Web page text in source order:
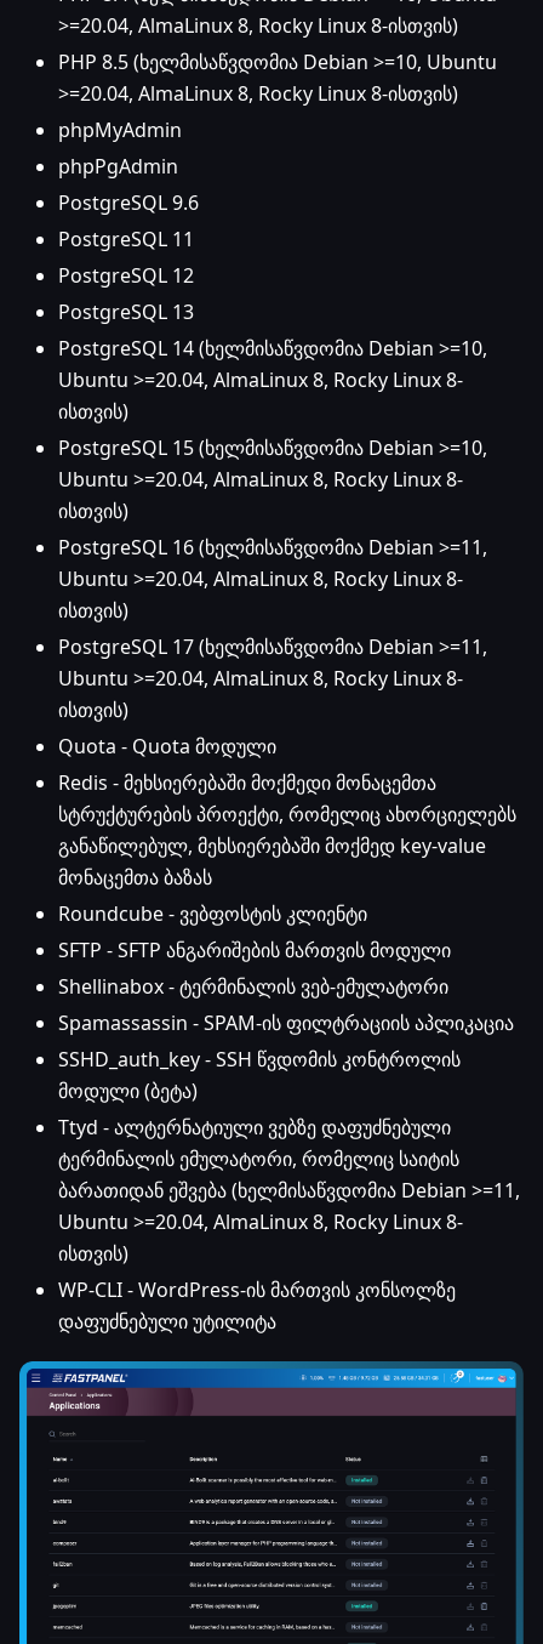
>=20.04, AlmaLinux 8, Rocky Linux 8-ისთვის)
PHP 8.5 (ხელმისაწვდომია Debian >=10, Ubuntu
>=20.04, AlmaLinux 8, Rocky Linux 8-ისთვის)
phpMyAdmin
phpPgAdmin
PostgreSQL 9.6
PostgreSQL 11
PostgreSQL 12
PostgreSQL 13
PostgreSQL 14 (ხელმისაწვდომია Debian >=10,
Ubuntu >=20.04, AlmaLinux 8, Rocky Linux 8-
ისთვის)
PostgreSQL 15 (ხელმისაწვდომია Debian >=10,
Ubuntu >=20.04, AlmaLinux 8, Rocky Linux 8-
ისთვის)
PostgreSQL 16 (ხელმისაწვდომია Debian >=11,
Ubuntu >=20.04, AlmaLinux 8, Rocky Linux 8-
ისთვის)
PostgreSQL 17 (ხელმისაწვდომია Debian >=11,
Ubuntu >=20.04, AlmaLinux 8, Rocky Linux 8-
ისთვის)
Quota - Quota მოდული
Redis - მეხსიერებაში მოქმედი მონაცემთა
სტრუქტურების პროექტი, რომელიც ახორციელებს
განაწილებულ, მეხსიერებაში მოქმედ key-value
მონაცემთა ბაზას
Roundcube - ვებფოსტის კლიენტი
SFTP - SFTP ანგარიშების მართვის მოდული
Shellinabox - ტერმინალის ვებ-ემულატორი
Spamassassin - SPAM-ის ფილტრაციის აპლიკაცია
SSHD_auth_key - SSH წვდომის კონტროლის
მოდული (ბეტა)
Ttyd - ალტერნატიული ვებზე დაფუძნებული
ტერმინალის ემულატორი, რომელიც საიტის
ბარათიდან ეშვება (ხელმისაწვდომია Debian >=11,
Ubuntu >=20.04, AlmaLinux 8, Rocky Linux 8-
ისთვის)
WP-CLI - WordPress-ის მართვის კონსოლზე
დაფუძნებული უტილიტა